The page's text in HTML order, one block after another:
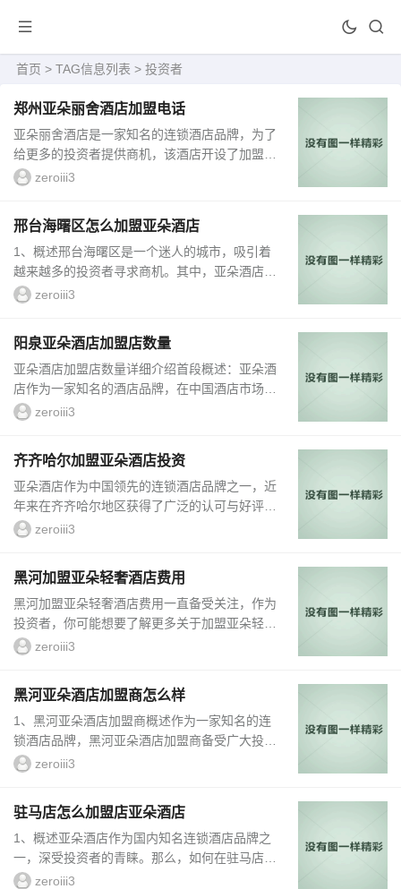
首页 > TAG信息列表 > 投资者
郑州亚朵丽舍酒店加盟电话
亚朵丽舍酒店是一家知名的连锁酒店品牌，为了
给更多的投资者提供商机，该酒店开设了加盟项
目。作为投资者，如果您对郑州亚朵丽舍酒店加
舍酒店作为连锁酒店品牌，在市场上已经有一定
的知名度和影响力。加盟亚朵丽舍酒店，您可以
享受到品牌影响力带来的更多客源和市...
zeroiii3
邢台海曙区怎么加盟亚朵酒店
1、概述邢台海曙区是一个迷人的城市，吸引着
越来越多的投资者寻求商机。其中，亚朵酒店作
为一家知名连锁酒店品牌，为加盟者提供了丰富
zeroiii3
阳泉亚朵酒店加盟店数量
亚朵酒店加盟店数量详细介绍首段概述：亚朵酒
店作为一家知名的酒店品牌，在中国酒店市场上
占据着显著的地位。其加盟店数量早已多达数百
zeroiii3
齐齐哈尔加盟亚朵酒店投资
亚朵酒店作为中国领先的连锁酒店品牌之一，近
年来在齐齐哈尔地区获得了广泛的认可与好评。
本文将详细介绍齐齐哈尔加盟亚朵酒店的投资机
锁酒店品牌，以提供独特的艺术体验而闻名于业
内...
zeroiii3
黑河加盟亚朵轻奢酒店费用
黑河加盟亚朵轻奢酒店费用一直备受关注，作为
投资者，你可能想要了解更多关于加盟亚朵轻奢
酒店的费用情况。通过本文，我们将深入探讨黑
奢酒店作为一家知名的连锁品牌，加盟费用一般
取决于城市的...
zeroiii3
黑河亚朵酒店加盟商怎么样
1、黑河亚朵酒店加盟商概述作为一家知名的连
锁酒店品牌，黑河亚朵酒店加盟商备受广大投资
者关注。黑河亚朵酒店加盟商的发展如何？今
酒店加盟商运营模式黑河亚朵酒店加盟商采取联
营经营模式，即投资者与黑河亚朵酒店共同承担
经营风险和利益分享。加盟商可以利用黑河亚朵
酒店品牌和管理经验...
zeroiii3
驻马店怎么加盟店亚朵酒店
1、概述亚朵酒店作为国内知名连锁酒店品牌之
一，深受投资者的青睐。那么，如何在驻马店加
盟亚朵酒店呢？本文将从加盟条件、加盟流程、
zeroiii3